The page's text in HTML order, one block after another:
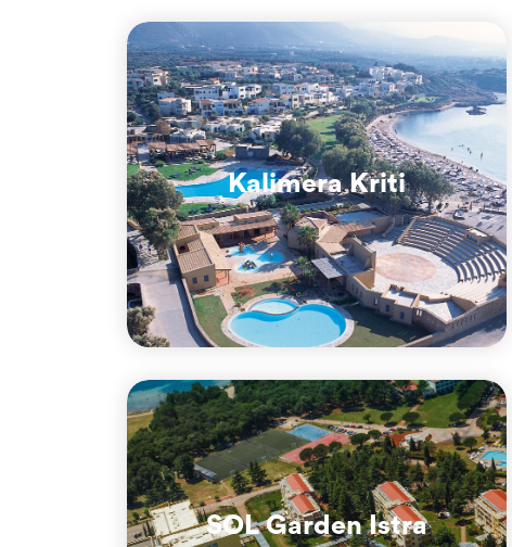
Kalimera Kriti
SOL Garden Istra